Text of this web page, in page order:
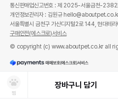
찜
장바구니 담기
통신판매업신고번호 : 제 2025-서울금천-2382
개인정보관리자 : 김원규
서울특별시 금천구 가산디지털2로 144, 현대
구매안전(에스크로)서비스
© copyright (c) www.aboutpet.co.kr all